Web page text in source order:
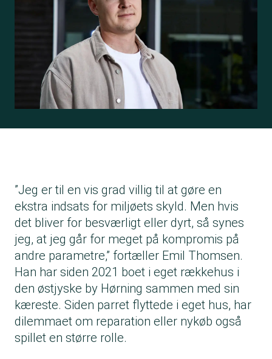
”Jeg er til en vis grad villig til at gøre en
ekstra indsats for miljøets skyld. Men hvis
det bliver for besværligt eller dyrt, så synes
jeg, at jeg går for meget på kompromis på
andre parametre,” fortæller Emil Thomsen.
Han har siden 2021 boet i eget rækkehus i
den østjyske by Hørning sammen med sin
kæreste. Siden parret flyttede i eget hus, har
dilemmaet om reparation eller nykøb også
spillet en større rolle.